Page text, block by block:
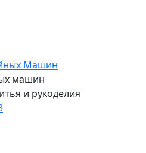
машин
и рукоделия